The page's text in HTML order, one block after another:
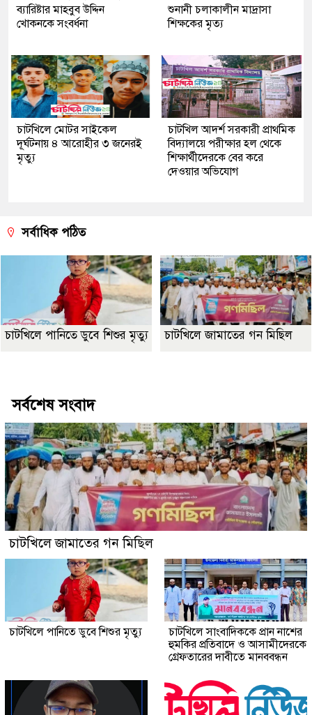
ব্যারিষ্টার মাহবুব উদ্দিন
খোকনকে সংবর্ধনা
শুনানী চলাকালীন মাদ্রাসা
শিক্ষকের মৃত্য
চাটখিলে মোটর সাইকেল
দূর্ঘটনায় ৪ আরোহীর ৩ জনেরই
মৃত্যু
চাটখিল আদর্শ সরকারী প্রাথমিক
বিদ্যালয়ে পরীক্ষার হল থেকে
শিক্ষার্থীদেরকে বের করে
দেওয়ার অভিযোগ
সর্বাধিক পঠিত
চাটখিলে পানিতে ডুবে শিশুর মৃত্যু চাটখিলে জামাতের গন মিছিল
সর্বশেষ সংবাদ
চাটখিলে জামাতের গন মিছিল
চাটখিলে পানিতে ডুবে শিশুর মৃত্যু
চাটখিলে সাংবাদিককে প্রান নাশের
হুমকির প্রতিবাদে ও আসামীদেরকে
গ্রেফতারের দাবীতে মানববন্ধন